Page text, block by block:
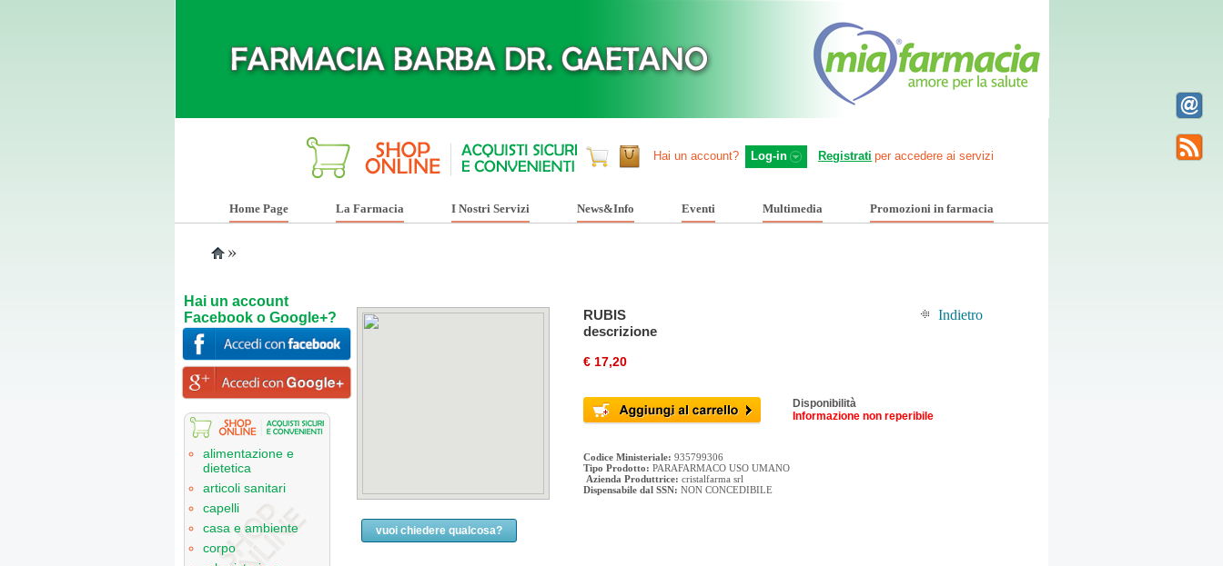
Hai un account
Facebook o Google+?
alimentazione e
dietetica
articoli sanitari
capelli
casa e ambiente
corpo
Hai un account? Log-in Registrati per accedere ai servizi
Home Page La Farmacia I Nostri Servizi News&Info Eventi Multimedia Promozioni in farmacia
»
vuoi chiedere qualcosa?
RUBIS
Indietro
descrizione
€ 17,20
Disponibilità
Informazione non reperibile
Codice Ministeriale: 935799306
Tipo Prodotto: PARAFARMACO USO UMANO
Azienda Produttrice: cristalfarma srl
Dispensabile dal SSN: NON CONCEDIBILE